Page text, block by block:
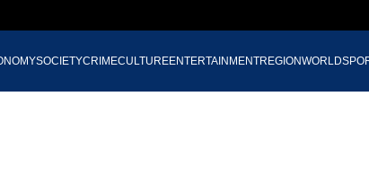
SOCIETYCRIMECULTUREENTERTAINMENTREGIONWORLD